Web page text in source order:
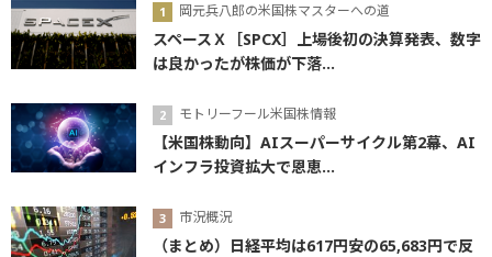
岡元兵八郎の米国株マスターへの道
スペースＸ［SPCX］上場後初の決算発表、数字
は良かったが株価が下落...
モトリーフール米国株情報
【米国株動向】AIスーパーサイクル第2幕、AI
インフラ投資拡大で恩恵...
市況概況
（まとめ）日経平均は617円安の65,683円で反